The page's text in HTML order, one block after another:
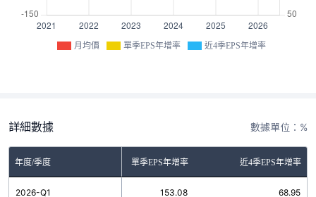
月均價 單季EPS年增率 近4季EPS年增率
詳細數據 數據單位：%
年度/季度 單季EPS年增率 近4季EPS年增率
2026-Q1 153.08 68.95